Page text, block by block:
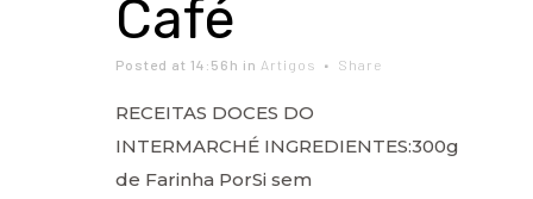
Café
Posted at 14:56h in Artigos Share
RECEITAS DOCES DO
INTERMARCHÉ INGREDIENTES:300g
de Farinha PorSi sem